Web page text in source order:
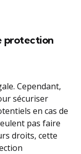
protection
Cependant,
sécuriser
en cas de
pas faire
droits, cette